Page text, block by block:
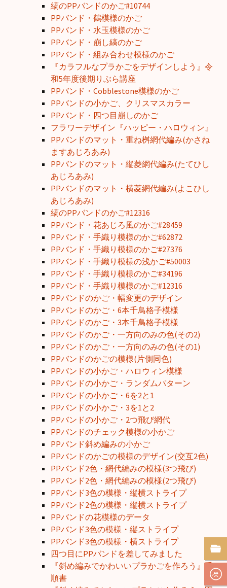
縞のPPバンドのかご#10744
PPバンド・鶴模様のかご
PPバンド・水玉模様のかご
PPバンド・崩し縞のかご
PPバンド・組み合わせ模様のかご
『カラフルなプラかごをデザインしよう』令
和5年度後期りぶら講座
PPバンド・Cobblestone模様のかご
PPバンドの小かご、クリスマスカラー
PPバンド・四つ目崩しのかご
フラワーデザイン『ハッピー・ハロウィン』
PPバンドのマット・重ね桝網代編み(かさね
ますあじろあみ)
PPバンドのマット・縦菱網代編み(たてひし
あじろあみ)
PPバンドのマット・横菱網代編み(よこひし
あじろあみ)
縞のPPバンドのかご#12316
PPバンド・花あじろ風のかご#28459
PPバンド・手織り模様のかご#62872
PPバンド・手織り模様のかご#27376
PPバンド・手織り模様の浅かご#50003
PPバンド・手織り模様のかご#34196
PPバンド・手織り模様のかご#12316
PPバンドのかご・幅変更のデザイン
PPバンドのかご・6本千鳥格子模様
PPバンドのかご・3本千鳥格子模様
PPバンドのかご・一方向のみの色(その2)
PPバンドのかご・一方向のみの色(その1)
PPバンドのかごの模様(片側同色)
PPバンドの小かご・ハロウィン模様
PPバンドの小かご・ランダムパターン
PPバンドの小かご・6を2と1
PPバンドの小かご・3を1と2
PPバンドの小かご・2つ飛び網代
PPバンドのチェック模様の小かご
PPバンド斜め編みの小かご
PPバンドのかごの模様のデザイン(交互2色)
PPバンド2色・網代編みの模様(3つ飛び)
PPバンド2色・網代編みの模様(2つ飛び)
PPバンド3色の模様・縦横ストライプ
PPバンド2色の模様・縦横ストライプ
PPバンドの花模様のデータ
PPバンド3色の模様・縦ストライプ
PPバンド3色の模様・横ストライプ
四つ目にPPバンドを差してみました
『斜め編みでかわいいプラかごを作ろう』手
順書